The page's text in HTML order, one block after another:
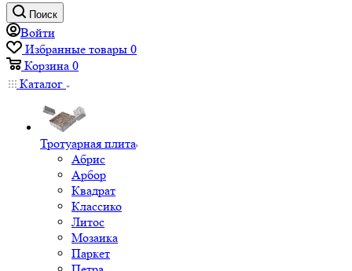
Поиск
Войти
Избранные товары 0
Корзина 0
Каталог
Тротуарная плита
Абрис
Арбор
Квадрат
Классико
Литос
Мозаика
Паркет